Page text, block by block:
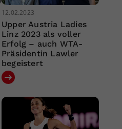
12.02.2023
Upper Austria Ladies
Linz 2023 als voller
Erfolg – auch WTA-
Präsidentin Lawler
begeistert